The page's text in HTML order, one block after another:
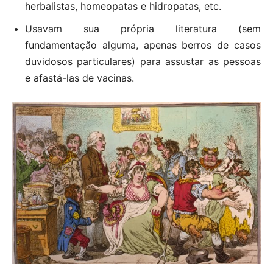
herbalistas, homeopatas e hidropatas, etc.
Usavam sua própria literatura (sem
fundamentação alguma, apenas berros de casos
duvidosos particulares) para assustar as pessoas
e afastá-las de vacinas.